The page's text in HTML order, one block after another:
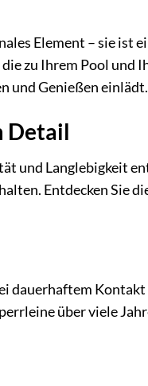
Element – sie ist
zu Ihrem Pool und
und Genießen einlädt.
Detail
und Langlebigkeit
Entdecken Sie
dauerhaftem
über viele